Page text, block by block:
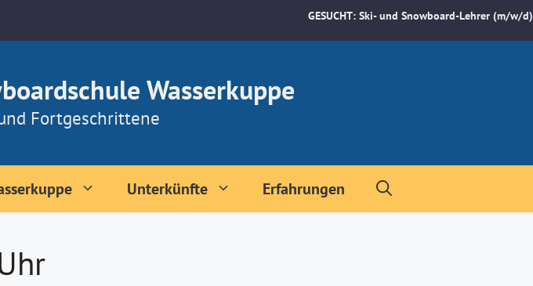
GESUCHT: Ski- und Snowboard-Lehrer (m/w/d)
Wasserkuppe
Fortgeschrittene
Unterkünfte Erfahrungen